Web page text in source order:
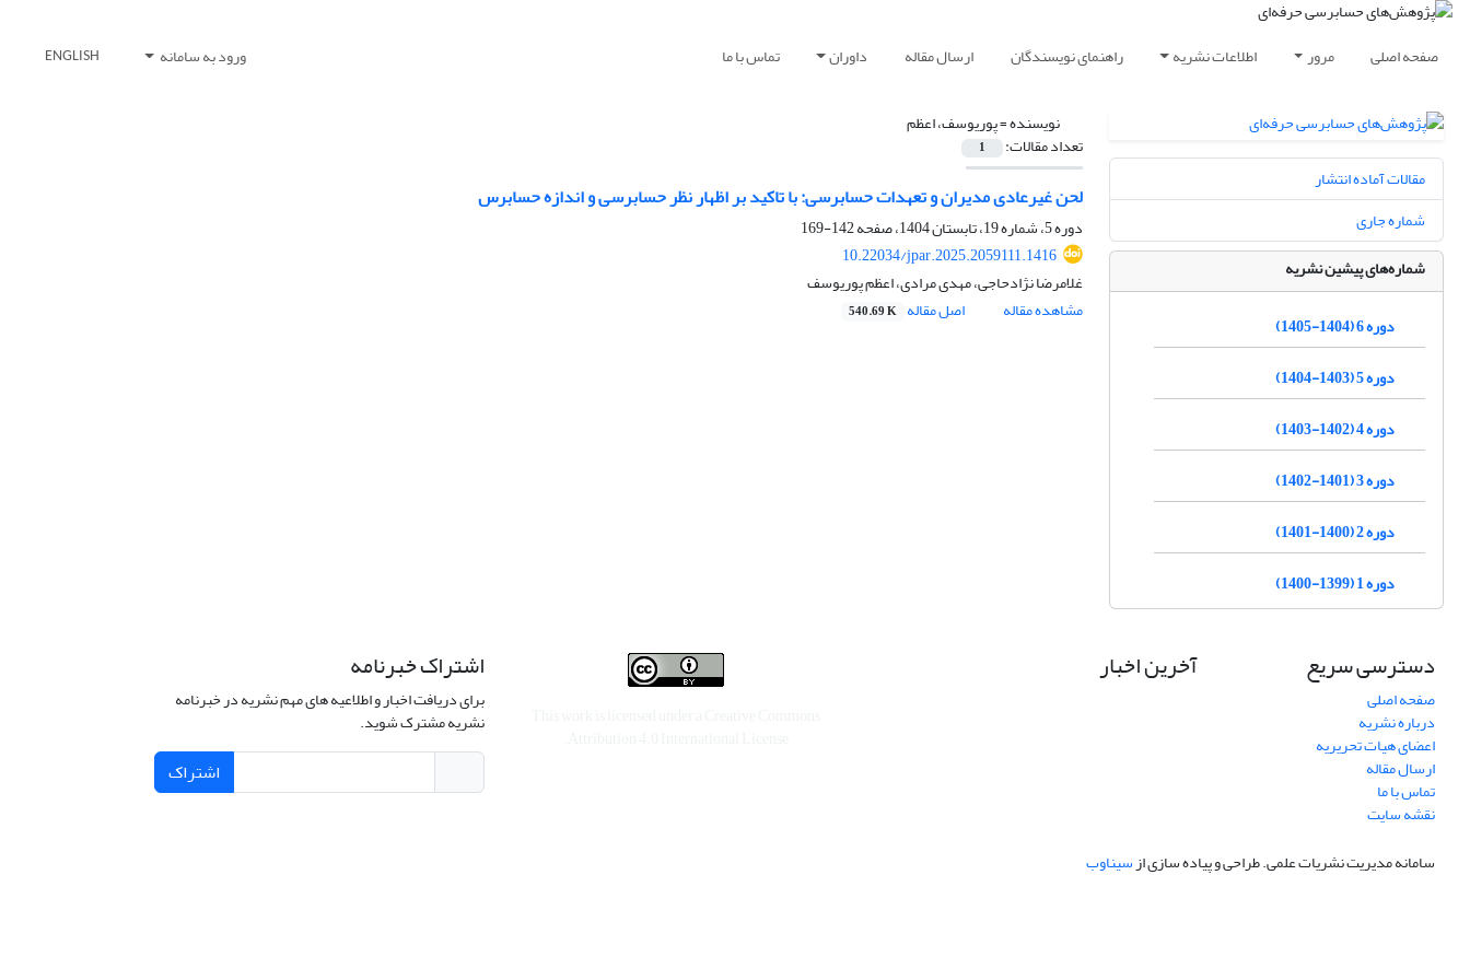
صفحه اصلی مرور اطلاعات نشریه راهنمای نویسندگان ارسال مقاله داوران تماس با ما ورود به سامانه ENGLISH
نویسنده =پوریوسف، اعظم
تعداد مقالات: 1
لحن غیرعادی مدیران و تعهدات حسابرسی: با تاکید بر اظهار نظر حسابرسی و اندازه حسابرس
دوره 5، شماره 19، تابستان 1404، صفحه
142-169
10.22034/jpar.2025.2059111.1416
غلامرضا نژادحاجی، مهدی مرادی، اعظم پوریوسف
مشاهده مقاله
اصل مقاله 540.69 K
مقالات آماده انتشار
شماره جاری
شماره‌های پیشین نشریه
دوره 6 (1404-1405)
دوره 5 (1403-1404)
دوره 4 (1402-1403)
دوره 3 (1401-1402)
دوره 2 (1400-1401)
دوره 1 (1399-1400)
دسترسی سریع
صفحه اصلی
درباره نشریه
اعضای هیات تحریریه
ارسال مقاله
تماس با ما
نقشه سایت
آخرین اخبار اشتراک خبرنامه
برای دریافت اخبار و اطلاعیه های مهم نشریه در خبرنامه
نشریه مشترک شوید.
اشتراک
سامانه مدیریت نشریات علمی.طراحی و پیاده سازی ازسیناوب